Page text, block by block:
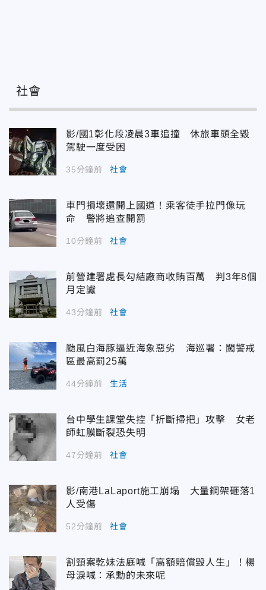
社會
影/國1彰化段凌晨3車追撞 休旅車頭全毀
駕駛一度受困
35分鐘前 社會
車門損壞還開上國道！乘客徒手拉門像玩
命 警將追查開罰
10分鐘前 社會
前營建署處長勾結廠商收賄百萬 判3年8個
月定讞
43分鐘前 社會
颱風白海豚逼近海象惡劣 海巡署：闖警戒
區最高罰25萬
44分鐘前 生活
台中學生課堂失控「折斷掃把」攻擊 女老
師虹膜斷裂恐失明
47分鐘前 社會
影/南港LaLaport施工崩塌 大量鋼架砸落1
人受傷
52分鐘前 社會
割頸案乾妹法庭喊「高額賠償毀人生」！楊
母淚喊：承勳的未來呢